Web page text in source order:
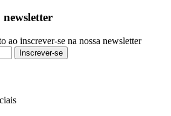
newsletter
ao inscrever-se na nossa newsletter
Inscrever-se